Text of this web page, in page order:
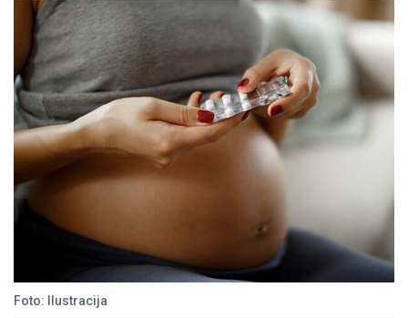
Foto: Ilustracija